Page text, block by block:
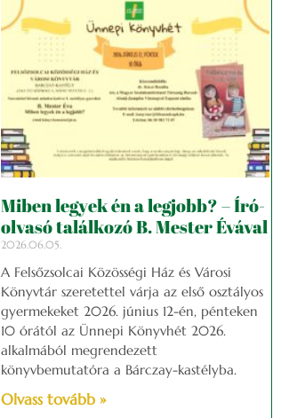
Miben legyek én a legjobb? – Író-
olvasó találkozó B. Mester Évával
2026.06.05.
A Felsőzsolcai Közösségi Ház és Városi
Könyvtár szeretettel várja az első osztályos
gyermekeket 2026. június 12-én, pénteken
10 órától az Ünnepi Könyvhét 2026.
alkalmából megrendezett
könyvbemutatóra a Bárczay-kastélyba.
Olvass tovább »